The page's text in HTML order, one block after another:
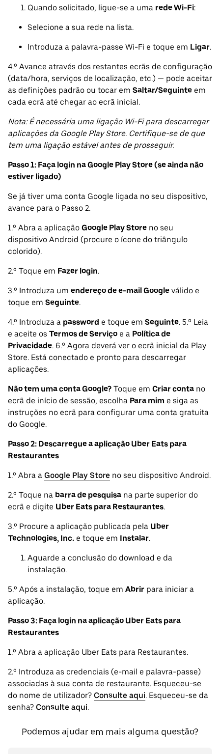
Quando solicitado, ligue-se a uma rede Wi-Fi:
Selecione a sua rede na lista.
Introduza a palavra-passe Wi-Fi e toque em Ligar.
4.º Avance através dos restantes ecrãs de configuração
(data/hora, serviços de localização, etc.) — pode aceitar
as definições padrão ou tocar em Saltar/Seguinte em
cada ecrã até chegar ao ecrã inicial.
Nota: É necessária uma ligação Wi-Fi para descarregar
aplicações da Google Play Store. Certifique-se de que
tem uma ligação estável antes de prosseguir.
Passo 1: Faça login na Google Play Store (se ainda não
estiver ligado)
Se já tiver uma conta Google ligada no seu dispositivo,
avance para o Passo 2.
1.º Abra a aplicação Google Play Store no seu
dispositivo Android (procure o ícone do triângulo
colorido).
2.º Toque em Fazer login.
3.º Introduza um endereço de e-mail Google válido e
toque em Seguinte.
4.º Introduza a password e toque em Seguinte. 5.º Leia
e aceite os Termos de Serviço e a Política de
Privacidade. 6.º Agora deverá ver o ecrã inicial da Play
Store. Está conectado e pronto para descarregar
aplicações.
Não tem uma conta Google? Toque em Criar conta no
ecrã de início de sessão, escolha Para mim e siga as
instruções no ecrã para configurar uma conta gratuita
do Google.
Passo 2: Descarregue a aplicação Uber Eats para
Restaurantes
1.º Abra a Google Play Store no seu dispositivo Android.
2.º Toque na barra de pesquisa na parte superior do
ecrã e digite Uber Eats para Restaurantes.
3.º Procure a aplicação publicada pela Uber
Technologies, Inc. e toque em Instalar.
Aguarde a conclusão do download e da
instalação.
5.º Após a instalação, toque em Abrir para iniciar a
aplicação.
Passo 3: Faça login na aplicação Uber Eats para
Restaurantes
1.º Abra a aplicação Uber Eats para Restaurantes.
2.º Introduza as credenciais (e-mail e palavra-passe)
associadas à sua conta de restaurante. Esqueceu-se
do nome de utilizador? Consulte aqui. Esqueceu-se da
senha? Consulte aqui.
Podemos ajudar em mais alguma questão?